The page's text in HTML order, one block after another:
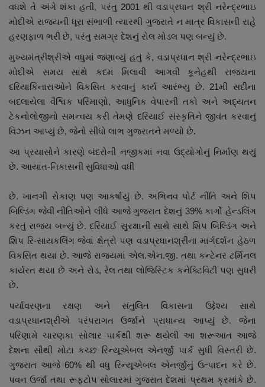
વધશે તે અંગે શંકા હતી, પરંતુ 2001 થી વડાપ્રધાન શ્રી નરેન્દ્રભાઇ
મોદીએ રાજ્યની ધૂરા સંભાળી ત્યારથી ગુજરાતે ન માત્ર વિકાસની રાહે
હરણફાળ ભરી છે, પરંતુ સમગ્ર દેશનું રોલ મોડલ પણ બન્યું છે.
મુખ્યમંત્રીશ્રીએ વધુમાં જણાવ્યું હતું કે, વડાપ્રધાન શ્રી નરેન્દ્રભાઇ
મોદીએ સમય સાથે કદમ મિલાવી આગવી કૂનેહથી રાજ્યના
દરિયાકિનારાઓને વિકસિત કરવાનું કાર્ય આરંભ્યુ છે. 21મી સદીના
બદલાયેલા વૈશ્વિક પરિમાણો, આધુનિક વેપારની તકો અને અદ્યતન
ટેકનોલોજીનો સમન્વય કરી તેમણે દરિયાઈ સંસ્કૃતિને જીવંત કરવાનું
વિઝન આપ્યું છે, જેનો સીધો લાભ ગુજરાતને મળ્યો છે.
આ પ્રયાસોને કારણે બંદરોની નજીકમાં નવા ઉદ્યોગોનું નિર્માણ થયું
છે. આયાત-નિકાસની સુવિધાઓ વધી
છે. ખાનગી રોકાણ પણ આકર્ષાયું છે. અભિનવ પોર્ટ નીતિ અને શિપ
બિલ્ડિંગ જેવી નીતિઓને લીધે આજે ગુજરાત દેશનું 39% કાર્ગો હેન્ડલિંગ
કરતું રાજ્ય બન્યું છે. દરિયાઈ સુરક્ષાની સાથે સાથે શિપ બિલ્ડિંગ અને
શિપ રિ-સાયકલિંગ જેવાં ક્ષેત્રો પણ વડાપ્રધાનશ્રીના માર્ગદર્શન હેઠળ
વિકસિત થયા છે. આજે રાજ્યમાં એલ.એન.જી. તથા કન્ટેનર ટર્મિનલ
કાર્યરત થયા છે અને રોડ, રેલ તથા લોજિસ્ટિક કનેક્ટિવિટી પણ સુધરી
છે.
પર્યાવરણના રક્ષણ અને સંતુલિત વિકાસના ઉદ્દેશ્ય સાથે
વડાપ્રધાનશ્રીએ પરંપરાગત ઉર્જાને પ્રાધાન્ય આપ્યું છે. જેના
પરિણામે ચારણકા સોલાર પાર્કથી શરૂ થયેલી આ શરૂઆત આજે
દેશના સૌથી મોટા કચ્છ રિન્યૂએબલ એનર્જી પાર્ક સુધી વિસ્તરી છે.
ગુજરાત આજે 60% થી વધુ રિન્યૂએબલ એનર્જીનું ઉત્પાદન કરે છે.
પવન ઉર્જા તથા રૂફટોપ સોલારમાં ગુજરાત દેશમાં પ્રથમ ક્રમાંકે છે.